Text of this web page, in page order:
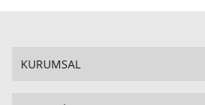
KURUMSAL